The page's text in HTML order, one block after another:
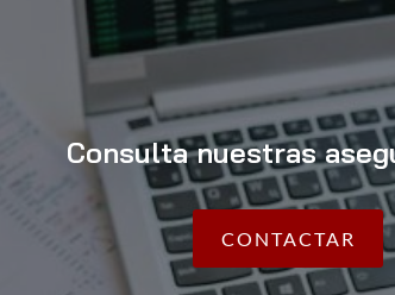
Consulta nuestras
CONTACTAR